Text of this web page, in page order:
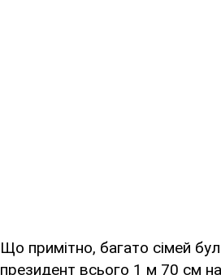
Що примітно, багато сімей
президент всього 1 м 70 см